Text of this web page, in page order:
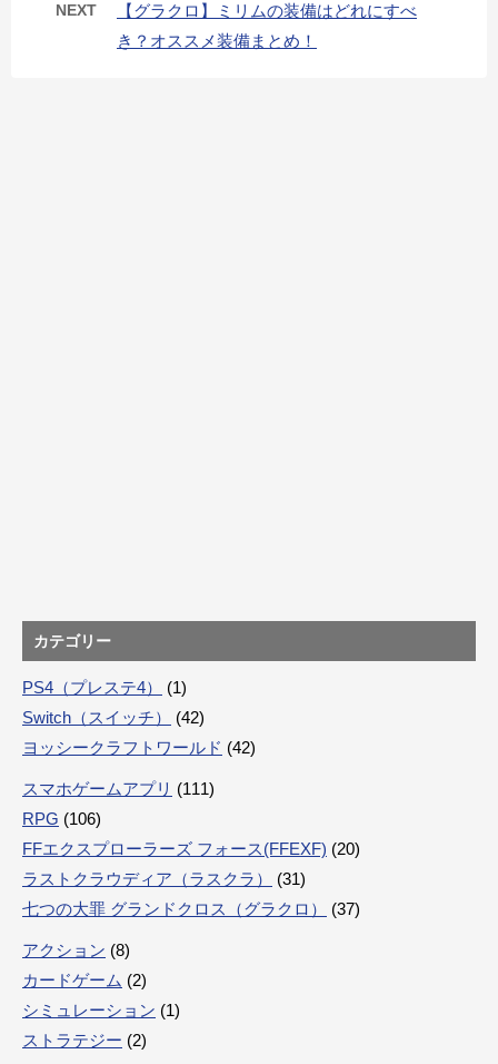
NEXT
【グラクロ】ミリムの装備はどれにすべ
き？オススメ装備まとめ！
カテゴリー
PS4（プレステ4）
(1)
Switch（スイッチ）
(42)
ヨッシークラフトワールド (42)
スマホゲームアプリ (111)
RPG (106)
FFエクスプローラーズ フォース(FFEXF) (20)
ラストクラウディア（ラスクラ）
(31)
七つの大罪 グランドクロス（グラクロ）
(37)
アクション (8)
カードゲーム (2)
シミュレーション (1)
ストラテジー (2)